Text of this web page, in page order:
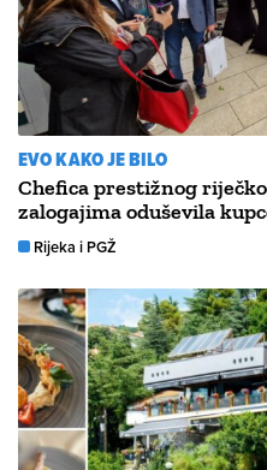
EVO KAKO JE BILO
Chefica prestižnog
zalogajima oduševila
Rijeka i PGŽ